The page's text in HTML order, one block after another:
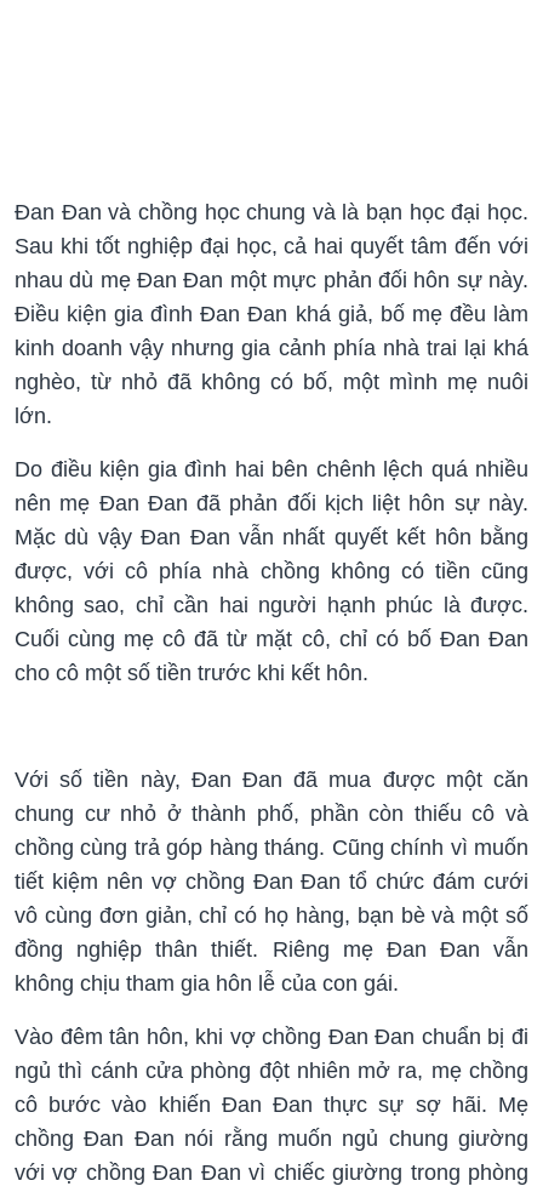
Đan Đan và chồng học chung và là bạn học đại học.
Sau khi tốt nghiệp đại học, cả hai quyết tâm đến với
nhau dù mẹ Đan Đan một mực phản đối hôn sự này.
Điều kiện gia đình Đan Đan khá giả, bố mẹ đều làm
kinh doanh vậy nhưng gia cảnh phía nhà trai lại khá
nghèo, từ nhỏ đã không có bố, một mình mẹ nuôi
lớn.
Do điều kiện gia đình hai bên chênh lệch quá nhiều
nên mẹ Đan Đan đã phản đối kịch liệt hôn sự này.
Mặc dù vậy Đan Đan vẫn nhất quyết kết hôn bằng
được, với cô phía nhà chồng không có tiền cũng
không sao, chỉ cần hai người hạnh phúc là được.
Cuối cùng mẹ cô đã từ mặt cô, chỉ có bố Đan Đan
cho cô một số tiền trước khi kết hôn.
Với số tiền này, Đan Đan đã mua được một căn
chung cư nhỏ ở thành phố, phần còn thiếu cô và
chồng cùng trả góp hàng tháng. Cũng chính vì muốn
tiết kiệm nên vợ chồng Đan Đan tổ chức đám cưới
vô cùng đơn giản, chỉ có họ hàng, bạn bè và một số
đồng nghiệp thân thiết. Riêng mẹ Đan Đan vẫn
không chịu tham gia hôn lễ của con gái.
Vào đêm tân hôn, khi vợ chồng Đan Đan chuẩn bị đi
ngủ thì cánh cửa phòng đột nhiên mở ra, mẹ chồng
cô bước vào khiến Đan Đan thực sự sợ hãi. Mẹ
chồng Đan Đan nói rằng muốn ngủ chung giường
với vợ chồng Đan Đan vì chiếc giường trong phòng